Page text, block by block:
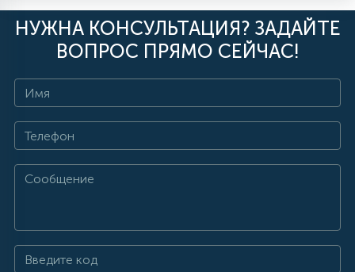
НУЖНА КОНСУЛЬТАЦИЯ? ЗАДАЙТЕ
ВОПРОС ПРЯМО СЕЙЧАС!